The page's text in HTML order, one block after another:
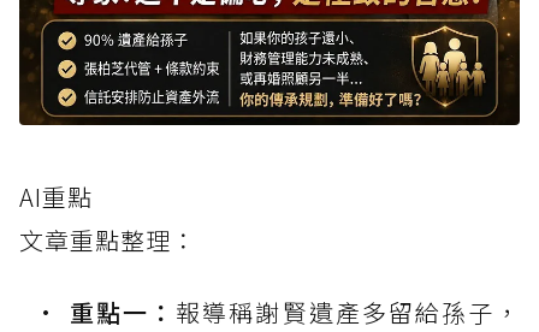
AI重點
文章重點整理：
重點一： 報導稱謝賢遺產多留給孫子，